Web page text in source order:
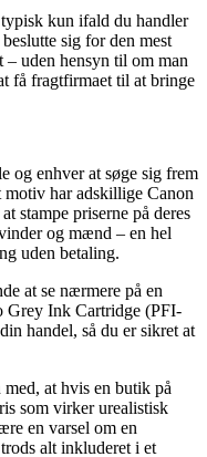
kun ifald du handler
sig for den mest
uden hensyn til om man
få fragtfirmaet til at bringe
og enhver at søge sig frem
motiv har adskillige Canon
stampe priserne på deres
og mænd – en hel
uden betaling.
at se nærmere på en
Grey Ink Cartridge (PFI-
handel, så du er sikret at
at hvis en butik på
som virker urealistisk
en varsel om en
alt inkluderet i et